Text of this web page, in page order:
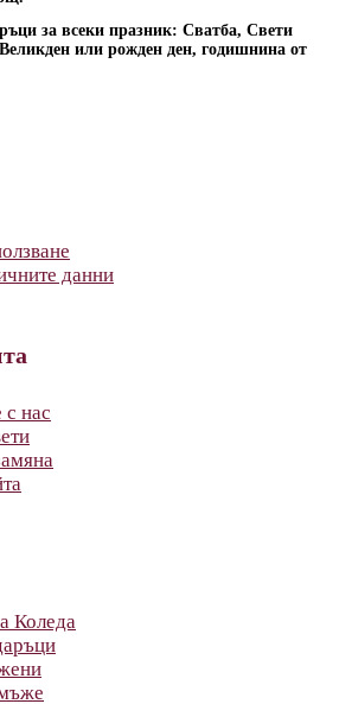
за всеки празник: Сватба, Свети
или рожден ден, годишнина от
данни
нас
Коледа